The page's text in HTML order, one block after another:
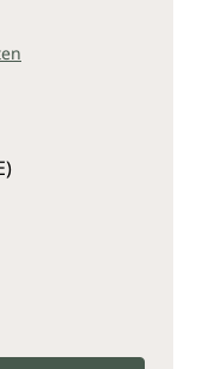
Gib den